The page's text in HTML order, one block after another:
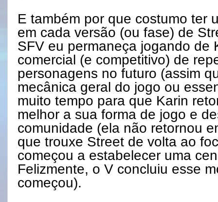
E também por que costumo ter
em cada versão (ou fase) de
SFV eu permaneça jogando de
comercial (e competitivo) de
personagens no futuro (assim
mecânica geral do jogo ou
muito tempo para que Karin
melhor a sua forma de jogo e
comunidade (ela não retornou
que trouxe Street de volta ao
começou a estabelecer uma
Felizmente, o V concluiu esse
começou).